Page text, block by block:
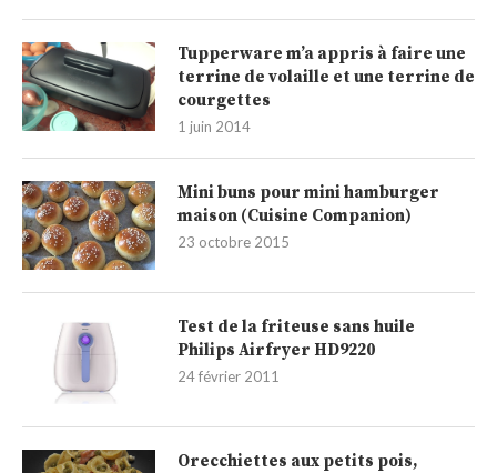
Tupperware m’a appris à faire une
terrine de volaille et une terrine de
courgettes
1 juin 2014
Mini buns pour mini hamburger
maison (Cuisine Companion)
23 octobre 2015
Test de la friteuse sans huile
Philips Airfryer HD9220
24 février 2011
Orecchiettes aux petits pois,